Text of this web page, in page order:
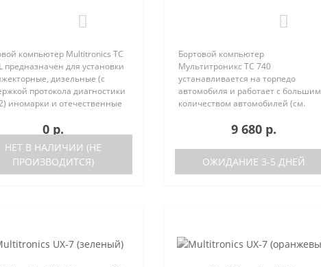
компьютер Multitronics TC
предназначен для установки
дизельные (с
протокола диагностики
иномарки и отечественные
как с блоками управления
0 р.
НЕТ В НАЛИЧИИ (НЕ
ПРОИЗВОДИТСЯ)
Бортовой компьютер
Мультитроникс TC 740
устанавливается на торпедо
автомобиля и работает с большим
количеством автомобилей (см.
Отличия TC 740 от модели TC 750:
отсутствие голосового синтезатора
(модель TC 750 с го..
9 680 р.
ОЖИДАНИЕ 3-5 ДНЕЙ